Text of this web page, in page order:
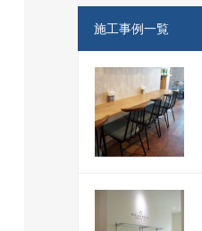
施工事例一覧